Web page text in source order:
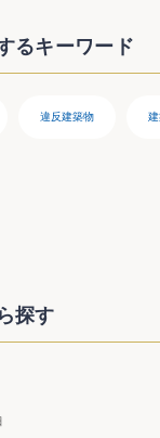
ーネット護身術（毎日コ
ツの法律相談（青林書
産と法制度（日本建築学
服審査法の実務と書式（
るキーワード
違反建築物
探す